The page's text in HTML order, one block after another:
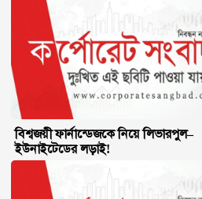
বিশ্বজয়ী ফার্নান্ডেজকে নিয়ে লিভারপুল–
ইউনাইটেডের লড়াই!